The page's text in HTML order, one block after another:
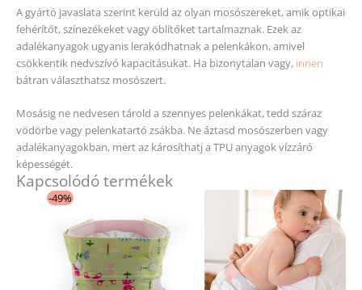
A gyártó javaslata szerint kerüld az olyan mosószereket, amik optikai
fehérítőt, színezékeket vagy öblítőket tartalmaznak. Ezek az
adalékanyagok ugyanis lerakódhatnak a pelenkákon, amivel
csökkentik nedvszívó kapacitásukat. Ha bizonytalan vagy, innen
bátran választhatsz mosószert.
Mosásig ne nedvesen tárold a szennyes pelenkákat, tedd száraz
vödörbe vagy pelenkatartó zsákba. Ne áztasd mosószerben vagy
adalékanyagokban, mert az károsíthatj a TPU anyagok vízzáró
képességét.
Kapcsolódó termékek
-49%
11
880 Ft.
3
990 Ft.
terméknek
több
variációja
van.